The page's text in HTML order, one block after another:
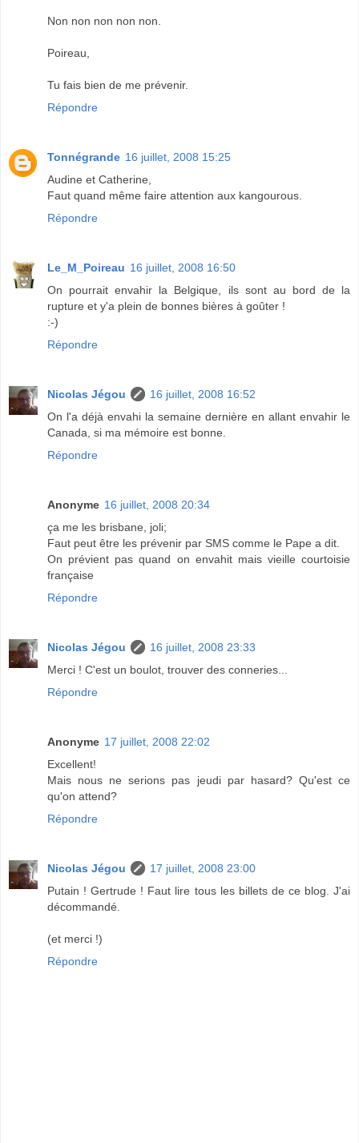
Non non non non non.
Poireau,
Tu fais bien de me prévenir.
Répondre
Tonnégrande 16 juillet, 2008 15:25
Audine et Catherine,
Faut quand même faire attention aux kangourous.
Répondre
Le_M_Poireau 16 juillet, 2008 16:50
On pourrait envahir la Belgique, ils sont au bord de la
rupture et y'a plein de bonnes bières à goûter !
:-)
Répondre
Nicolas Jégou
16 juillet, 2008 16:52
On l'a déjà envahi la semaine dernière en allant envahir le
Canada, si ma mémoire est bonne.
Répondre
Anonyme 16 juillet, 2008 20:34
ça me les brisbane, joli;
Faut peut être les prévenir par SMS comme le Pape a dit.
On prévient pas quand on envahit mais vieille courtoisie
française
Répondre
Nicolas Jégou
16 juillet, 2008 23:33
Merci ! C'est un boulot, trouver des conneries...
Répondre
Anonyme 17 juillet, 2008 22:02
Excellent!
Mais nous ne serions pas jeudi par hasard? Qu'est ce
qu'on attend?
Répondre
Nicolas Jégou
17 juillet, 2008 23:00
Putain ! Gertrude ! Faut lire tous les billets de ce blog. J'ai
décommandé.
(et merci !)
Répondre